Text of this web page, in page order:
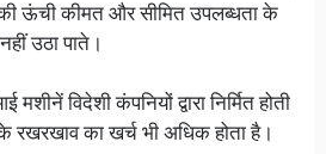
ऊंची कीमत और सीमित उपलब्धता के
उठा पाते।
विदेशी कंपनियों द्वारा निर्मित होती
रखरखाव का खर्च भी अधिक होता है।